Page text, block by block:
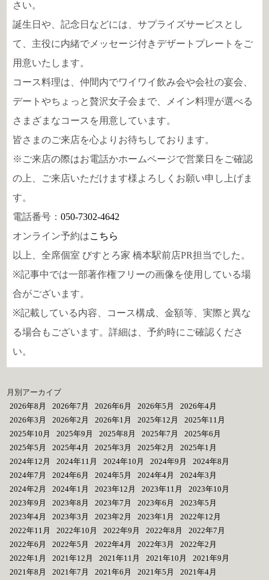
さい。
誕生日や、記念日などには、サプライズサービスとし
て、主役に内緒でメッセージ付きデザートプレートをご
用意いたします。
コース料理は、仲間内でワイワイ飲み会や会社の宴会、
デートやちょっと贅沢女子会まで、メイン料理が選べる
さまざまなコースを用意しています。
皆さまのご来店を心よりお待ちしております。
※ご来店の際はお電話かホームページで営業日をご確認
の上、ご来店いただけます様よろしくお願い申し上げま
す。
電話番号：050-7302-4642
オンライン予約はこちら
以上、全席個室 びすとろ家 橋本駅前店PR担当でした。
※記事中では一部著作権フリーの画像を使用している場
合がございます。
※記載している内容、コース構成、金額等、実際と異な
る場合もございます。詳細は、予約時にご確認くださ
い。
月別アーカイブ
2026年8月
2026年7月 2026年6月 2026年5月
2026年4月
2026年3月
2026年2月 2026年1月 2025年12月
2025年11月
2025年10月
2025年9月 2025年8月 2025年7月
2025年6月
2025年5月
2025年4月 2025年3月 2025年2月
2025年1月
2024年12月
2024年11月 2024年10月 2024年9月
2024年8月
2024年7月
2024年6月 2024年5月 2024年4月
2024年3月
2024年2月
2024年1月 2023年12月 2023年11月
2023年10月
2023年9月
2023年8月 2023年7月 2023年6月
2023年5月
2023年4月
2023年3月 2023年2月 2023年1月
2022年12月
2022年11月
2022年10月 2022年9月 2022年8月
2022年7月
2022年6月
2022年5月 2022年4月 2022年3月
2022年2月
2022年1月
2021年12月 2021年11月 2021年10月
2021年9月
2021年8月
2021年7月 2021年6月 2021年5月
2021年4月